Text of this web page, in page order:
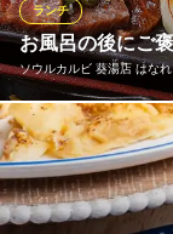
フランス料理
フランス料理
ＪＲ東海道本線
愛知県岡崎市上地町
お風呂の後にご
ソウルカルビ 葵湯店 はなれ
ランチ
葵湯店はなれの限
和牛特上カルビ、
「特上葵湯ランチ
だけでも豪華なの